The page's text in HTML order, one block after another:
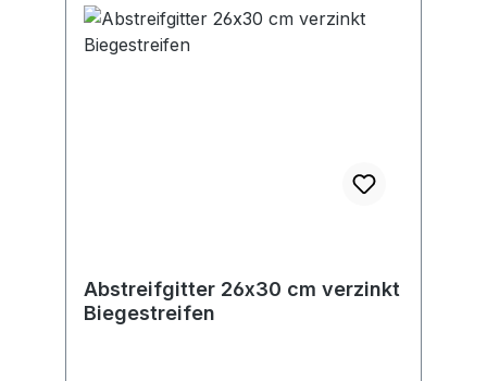
Abstreifgitter 26x30 cm verzinkt
Biegestreifen